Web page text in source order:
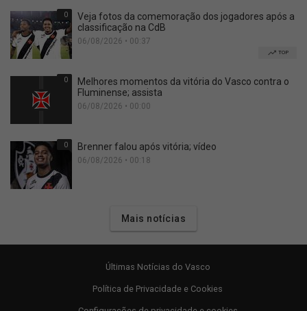
0
Veja fotos da comemoração dos jogadores após a
classificação na CdB
06/08/2026 • 00:37
TOP
0
Melhores momentos da vitória do Vasco contra o
Fluminense; assista
06/08/2026 • 00:00
0 Brenner falou após vitória; vídeo
06/08/2026 • 00:18
Mais notícias
Últimas Notícias do Vasco
Política de Privacidade e Cookies